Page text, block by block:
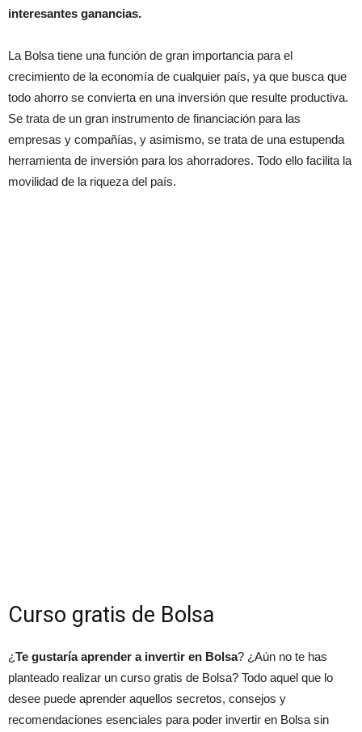
interesantes ganancias.
La Bolsa tiene una función de gran importancia para el
crecimiento de la economía de cualquier país, ya que busca que
todo ahorro se convierta en una inversión que resulte productiva.
Se trata de un gran instrumento de financiación para las
empresas y compañías, y asimismo, se trata de una estupenda
herramienta de inversión para los ahorradores. Todo ello facilita la
movilidad de la riqueza del país.
Curso gratis de Bolsa
¿Te gustaría aprender a invertir en Bolsa? ¿Aún no te has
planteado realizar un curso gratis de Bolsa? Todo aquel que lo
desee puede aprender aquellos secretos, consejos y
recomendaciones esenciales para poder invertir en Bolsa sin